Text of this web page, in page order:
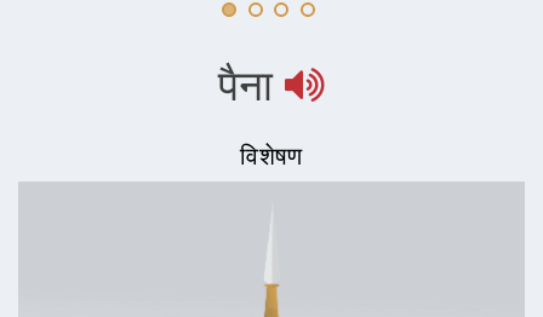
पैना
विशेषण